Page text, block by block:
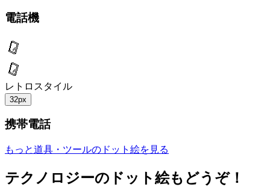
電話機
レトロスタイル
32px
携帯電話
もっと道具・ツールのドット絵を見る
テクノロジーのドット絵もどうぞ！